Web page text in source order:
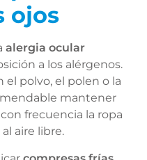
ojos
alergia ocular
a los alérgenos.
el polvo, el polen o la
mantener
frecuencia la ropa
aire libre.